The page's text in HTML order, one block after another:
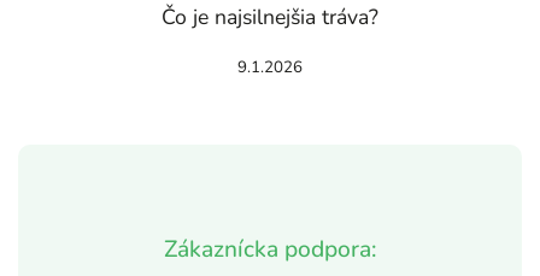
Zákaznícka podpora:
Čo je najsilnejšia tráva?
9.1.2026